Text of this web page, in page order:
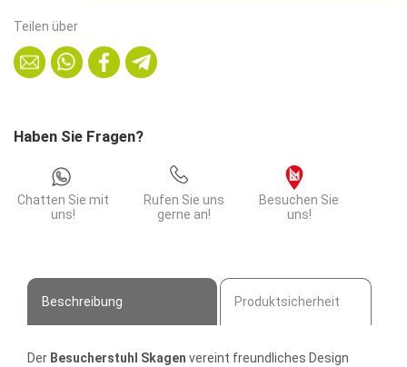
Sitzschale
|
stapelbares
Walnuss
Kantinenstuhl
Teilen über
Haben Sie Fragen?
Chatten Sie mit
uns!
Rufen Sie uns
gerne an!
Besuchen Sie
uns!
Beschreibung Produktsicherheit
Der Besucherstuhl Skagen vereint freundliches Design